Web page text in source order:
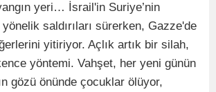
yeri… İsrail'in Suriye’nin
saldırıları sürerken, Gazze'de
yitiriyor. Açlık artık bir silah,
yöntemi. Vahşet, her yeni günün
gözü önünde çocuklar ölüyor,